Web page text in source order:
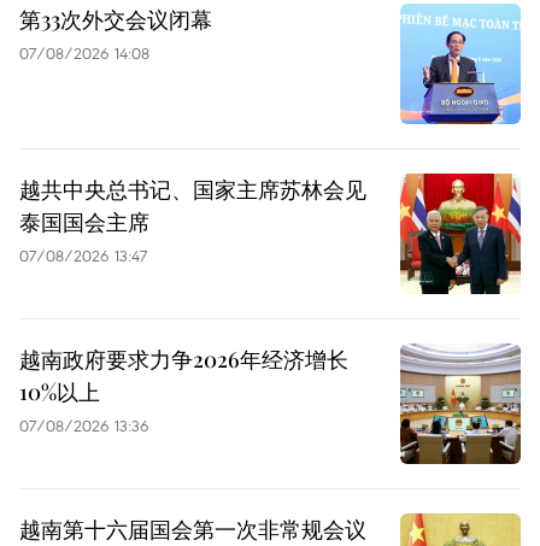
第33次外交会议闭幕
07/08/2026 14:08
越共中央总书记、国家主席苏林会见
泰国国会主席
07/08/2026 13:47
越南政府要求力争2026年经济增长
10%以上
07/08/2026 13:36
越南第十六届国会第一次非常规会议